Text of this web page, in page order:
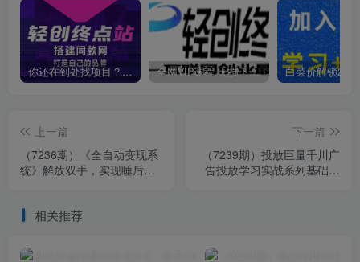
你还在到处找项目？还在当韭菜？我靠卖项目一个月收入5万+，曾经我也是个失败者。 全网VIP课程 无损下载~
上一篇
（7236期）《全自动变现系
统》解放双手，实现睡后收
下一篇
（7239期）投放巨量千川广
告投放学习实战系列基础逻
相关推荐